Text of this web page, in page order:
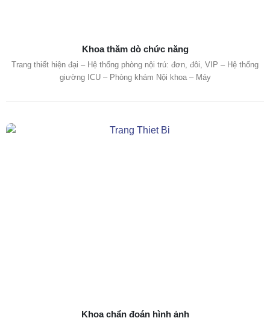
Khoa thăm dò chức năng
Trang thiết hiện đại – Hệ thống phòng nội trú: đơn, đôi, VIP – Hệ thống
giường ICU – Phòng khám Nội khoa – Máy
Khoa chẩn đoán hình ảnh